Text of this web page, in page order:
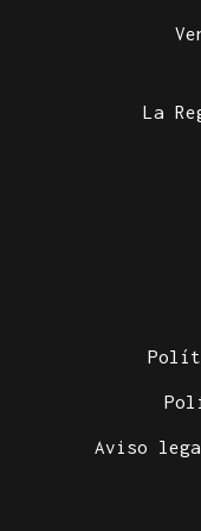
La
Aviso